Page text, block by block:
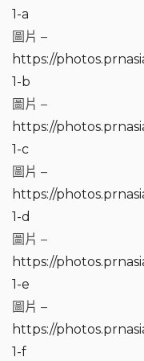
1-a
圖片 –
https://
1-b
圖片 –
https://
1-c
圖片 –
https://
1-d
圖片 –
https://
1-e
圖片 –
https://
1-f